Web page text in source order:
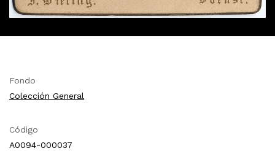
Fondo
Colección General
Código
A0094-000037